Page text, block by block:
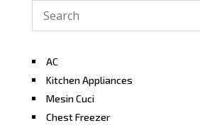
AC
Kitchen Appliances
Mesin Cuci
Chest Freezer